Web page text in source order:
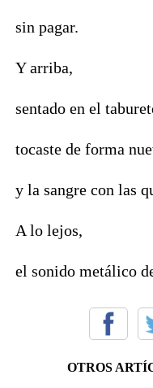
sin pagar.
Y arriba,
sentado en el
tocaste de forma
y la sangre con las
A lo lejos,
el sonido metálico
OTROS